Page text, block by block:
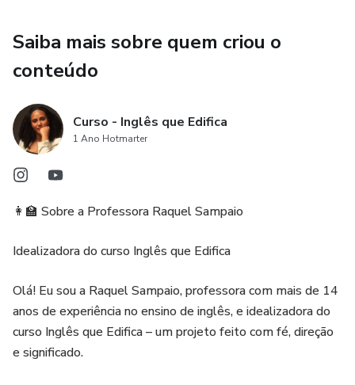
Saiba mais sobre quem criou o
conteúdo
Curso - Inglês que Edifica
1 Ano Hotmarter
👩‍🏫 Sobre a Professora Raquel Sampaio
Idealizadora do curso Inglês que Edifica
Olá! Eu sou a Raquel Sampaio, professora com mais de 14
anos de experiência no ensino de inglês, e idealizadora do
curso Inglês que Edifica – um projeto feito com fé, direção
e significado.